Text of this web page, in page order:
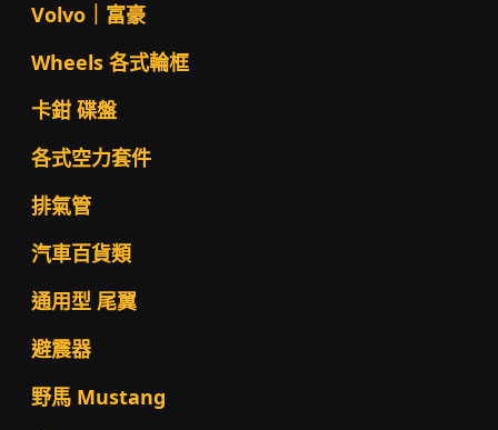
Volvo｜富豪
Wheels 各式輪框
卡鉗 碟盤
各式空力套件
排氣管
汽車百貨類
通用型 尾翼
避震器
野馬 Mustang